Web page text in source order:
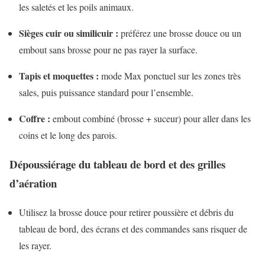
les saletés et les poils animaux.
Sièges cuir ou similicuir : préférez une brosse douce ou un
embout sans brosse pour ne pas rayer la surface.
Tapis et moquettes : mode Max ponctuel sur les zones très
sales, puis puissance standard pour l’ensemble.
Coffre : embout combiné (brosse + suceur) pour aller dans les
coins et le long des parois.
Dépoussiérage du tableau de bord et des grilles
d’aération
Utilisez la brosse douce pour retirer poussière et débris du
tableau de bord, des écrans et des commandes sans risquer de
les rayer.